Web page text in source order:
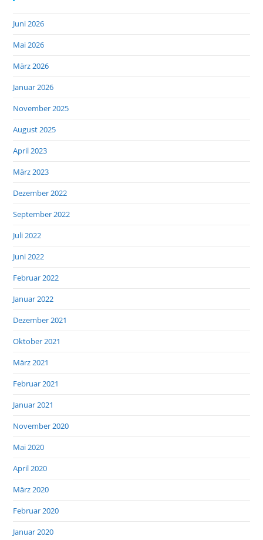
Juni 2026
Mai 2026
März 2026
Januar 2026
November 2025
August 2025
April 2023
März 2023
Dezember 2022
September 2022
Juli 2022
Juni 2022
Februar 2022
Januar 2022
Dezember 2021
Oktober 2021
März 2021
Februar 2021
Januar 2021
November 2020
Mai 2020
April 2020
März 2020
Februar 2020
Januar 2020